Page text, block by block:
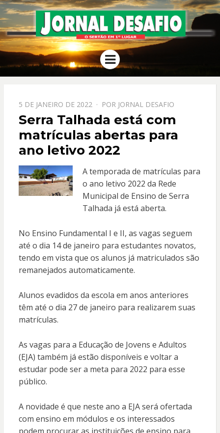
JORNAL
DESAFIO
O Sertão em 1º Lugar
Menu
PPOSTADO
EM
5 DE JANEIRO DE 2022 POR JORNAL DESAFIO
Serra Talhada está com
matrículas abertas para
ano letivo 2022
A temporada de matrículas para
o ano letivo 2022 da Rede
Municipal de Ensino de Serra
Talhada já está aberta.
No Ensino Fundamental I e II, as vagas seguem
até o dia 14 de janeiro para estudantes novatos,
tendo em vista que os alunos já matriculados são
remanejados automaticamente.
Alunos evadidos da escola em anos anteriores
têm até o dia 27 de janeiro para realizarem suas
matrículas.
As vagas para a Educação de Jovens e Adultos
(EJA) também já estão disponíveis e voltar a
estudar pode ser a meta para 2022 para esse
público.
A novidade é que neste ano a EJA será ofertada
com ensino em módulos e os interessados